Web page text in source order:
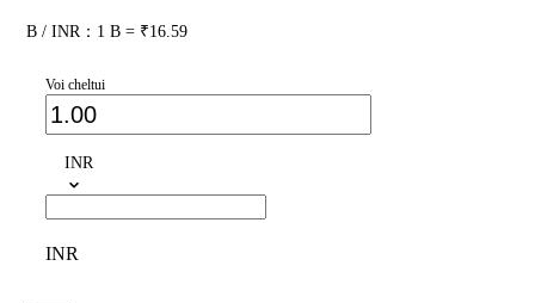
B / INR：1 B = ₹16.59
Voi cheltui
INR
INR